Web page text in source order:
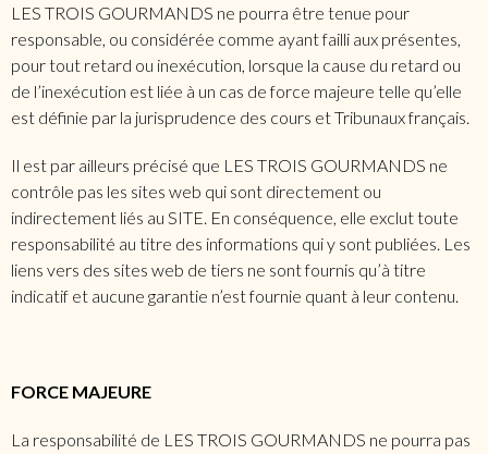
LES TROIS GOURMANDS ne pourra être tenue pour
responsable, ou considérée comme ayant failli aux présentes,
pour tout retard ou inexécution, lorsque la cause du retard ou
de l’inexécution est liée à un cas de force majeure telle qu’elle
est définie par la jurisprudence des cours et Tribunaux français.
Il est par ailleurs précisé que LES TROIS GOURMANDS ne
contrôle pas les sites web qui sont directement ou
indirectement liés au SITE. En conséquence, elle exclut toute
responsabilité au titre des informations qui y sont publiées. Les
liens vers des sites web de tiers ne sont fournis qu’à titre
indicatif et aucune garantie n’est fournie quant à leur contenu.
FORCE MAJEURE
La responsabilité de LES TROIS GOURMANDS ne pourra pas